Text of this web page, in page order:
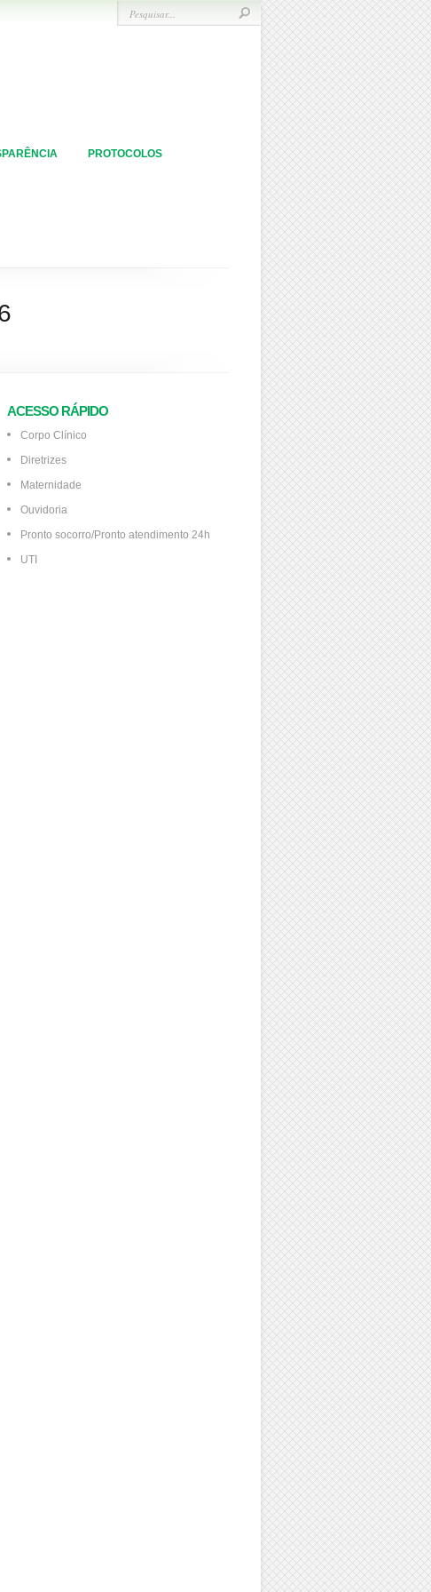
PROTOCOLOS
ACESSO RÁPIDO
Corpo Clínico
Diretrizes
Maternidade
Ouvidoria
Pronto socorro/Pronto atendimento 24h
UTI